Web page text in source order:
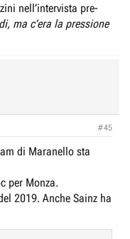
nell’intervista pre-
ma c’era la pressione
#45
di Maranello sta
per Monza.
2019. Anche Sainz ha